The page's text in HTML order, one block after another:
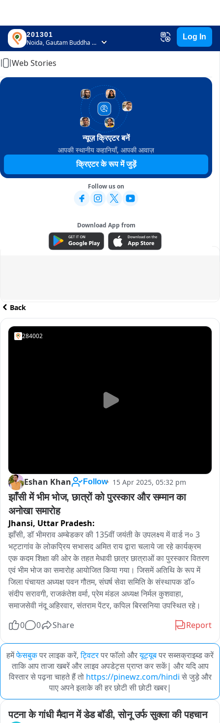
201301
Noida, Gautam Buddha Nagar, Uttar Pradesh
Log In
Home
Web Stories
न्यूज़ क्रिएटर बनें
आपकी स्थानीय कहानियाँ, आपकी आवाज़
क्रिएटर के रूप में जुड़ें
Follow us on
Download App from
ADVERTISEMENT
Back
284002
Eshan Khan Follow 15 Apr 2025, 05:32 pm
झाँसी में भीम भोज, छात्रों को पुरस्कार और सम्मान का
अनोखा समारोह
Jhansi, Uttar Pradesh:
झाँसी, डॉ भीमराव अम्बेडकर की 135वीं जयंती के उपलक्ष्य में वार्ड न० 3
भट्टागांव के लोकप्रिय सभासद अमित राय द्वारा चलाये जा रहे कार्यक्रम
एक कदम शिक्षा की ओर के तहत मेधावी छात्र छात्राओं का पुरस्कार वितरण
एवं भीम भोज का समारोह आयोजित किया गया। जिसमें अतिथि के रूप में
जिला पंचायत अध्यक्ष पवन गौतम, संघर्ष सेवा समिति के संस्थापक डॉ०
संदीप सरावगी, राजकंतेश वर्मा, प्रेम मंडल अध्यक्ष निर्मल कुशवाहा,
समाजसेवी नंदू अहिरवार, संतराम पेंटर, कपिल बिरसनिया उपस्थित रहे।
0
0 Share Report
हमेंफेसबुकपर लाइक करें, ट्विटरपर फॉलो औरयूट्यूबपर सब्सक्राइब्ड करें
ताकि आप ताजा खबरें और लाइव अपडेट्स प्राप्त कर सकें| और यदि आप
विस्तार से पढ़ना चाहते हैं तो https://pinewz.com/hindi से जुड़े और
पाए अपने इलाके की हर छोटी सी छोटी खबर|
पटना के गांधी मैदान में डेड बॉडी, सोनू उर्फ सुक्ला की पहचान